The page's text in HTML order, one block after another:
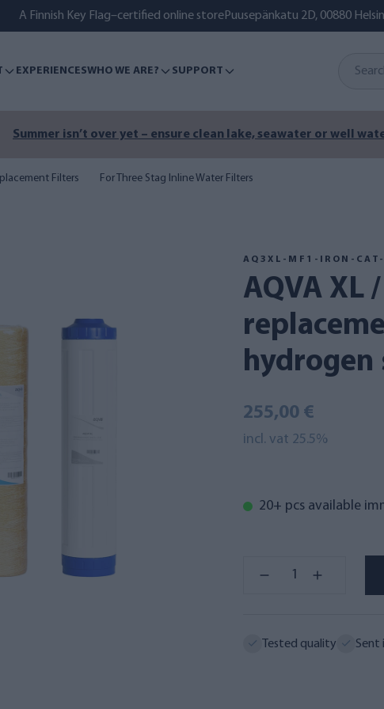
A Finnish Key Flag–certified online storePuusepänkatu 2D, 00880
EXPERIENCESWHO WE ARE? SUPPORT
Summer isn’t over yet – ensure clean lake, seawater or well
Filters For Three Stag Inline Water Filters
AQ3XL-MF1-IRON-
AQVA XL / 20" BB
hydrogen
255,00 €
incl. vat 25.5%
20+ pcs available
Tested quality Sent